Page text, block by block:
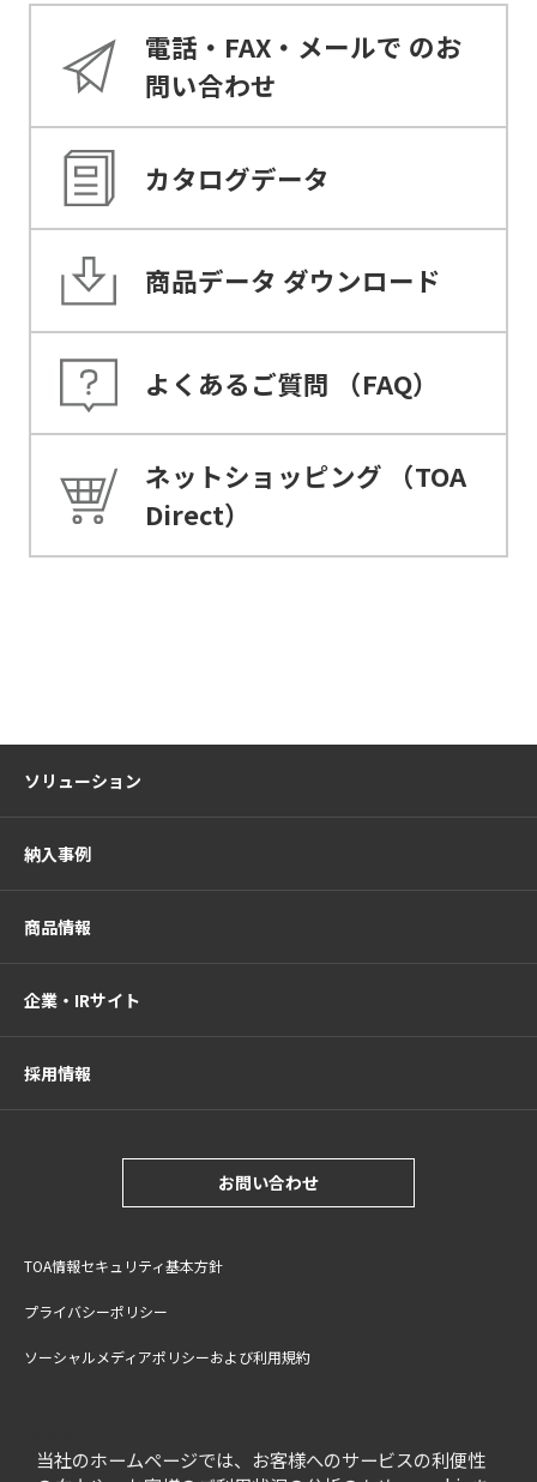
当社のホームページでは、お客様へのサービスの利便性
電話・FAX・メールで のお
問い合わせ
カタログデータ
商品データ ダウンロード
よくあるご質問 （FAQ）
ネットショッピング （TOA
Direct）
ソリューション
納入事例
商品情報
企業・IRサイト
採用情報
お問い合わせ
TOA情報セキュリティ基本方針
プライバシーポリシー
ソーシャルメディアポリシーおよび利用規約
特定商取引法に基づく表記